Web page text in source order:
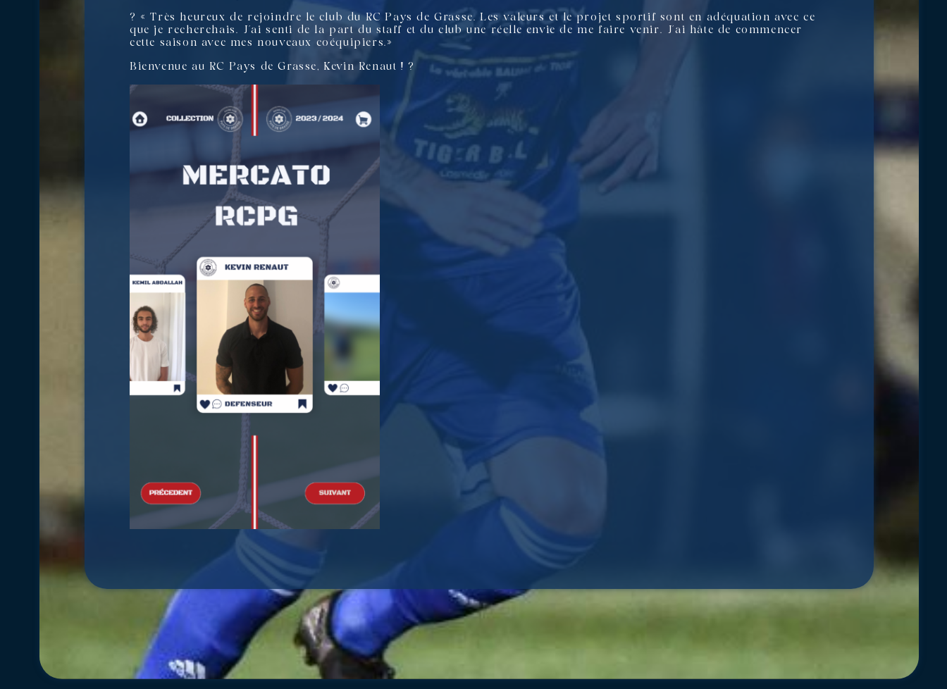
? « Très heureux de rejoindre le club du RC Pays de Grasse. Les valeurs et le projet sportif sont en adéquation avec ce
que je recherchais. J’ai senti de la part du staff et du club une réelle envie de me faire venir. J’ai hâte de commencer
cette saison avec mes nouveaux coéquipiers.»
Bienvenue au RC Pays de Grasse, Kevin Renaut !?